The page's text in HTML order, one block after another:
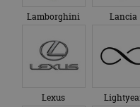
Lamborghini Lancia
Lexus